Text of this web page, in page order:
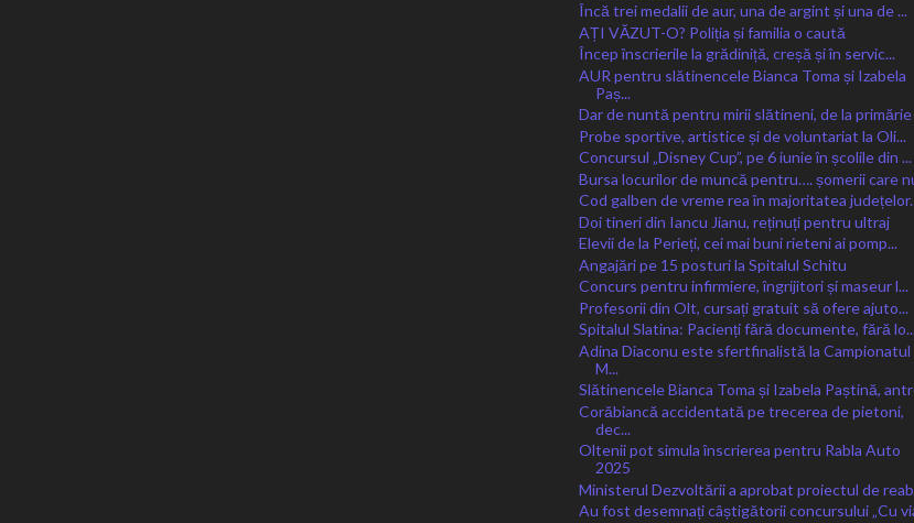
Încă trei medalii de aur, una de argint și una de ...
AȚI VĂZUT-O? Poliția și familia o caută
Încep înscrierile la grădiniță, creșă și în servic...
AUR pentru slătinencele Bianca Toma și Izabela
Paș...
Dar de nuntă pentru mirii slătineni, de la primărie
Probe sportive, artistice și de voluntariat la Oli...
Concursul „Disney Cup”, pe 6 iunie în școlile din ...
Bursa locurilor de muncă pentru…. șomerii care
Cod galben de vreme rea în majoritatea județelor.
Doi tineri din Iancu Jianu, reținuți pentru ultraj
Elevii de la Perieți, cei mai buni rieteni ai pomp...
Angajări pe 15 posturi la Spitalul Schitu
Concurs pentru infirmiere, îngrijitori și maseur l...
Profesorii din Olt, cursați gratuit să ofere ajuto...
Spitalul Slatina: Pacienți fără documente, fără
Adina Diaconu este sfertfinalistă la Campionatul
M...
Slătinencele Bianca Toma și Izabela Paștină,
Corăbiancă accidentată pe trecerea de pietoni,
dec...
Oltenii pot simula înscrierea pentru Rabla Auto
2025
Ministerul Dezvoltării a aprobat proiectul de
Au fost desemnați câștigătorii concursului „Cu